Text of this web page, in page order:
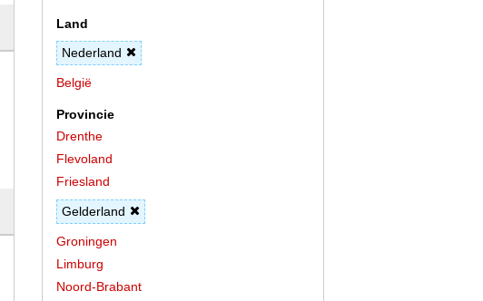
Land
Nederland
België
Provincie
Drenthe
Flevoland
Friesland
Gelderland
Groningen
Limburg
Noord-Brabant